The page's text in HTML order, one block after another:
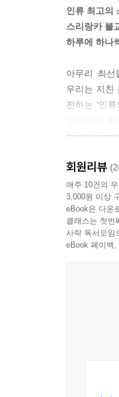
‘지금 고생
사실 행복해
‘지금’ 행복
다음 순간에
그 사람은
--- 「9월 22
모든 것이 변
변하지 않는
우리도 숨
--- 「11월 26
인류 최고의
스리랑카 불
하루에 하나
아무리 최
우리는 지친
전하는 ‘인
삭막해지는
『하루 한
스리랑카 불
‘지금 이 순
일 년 열두
고민하거나
정리되어
회원리뷰
매주 10건의
3,000원 이상
eBook은 다운
클래스는 첫번
사락 독서모임
eBook 페이백